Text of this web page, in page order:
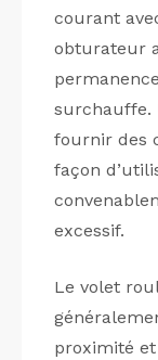
courant
obturateur
surchauffe.
fournir des
façon
excessif.
Le volet
proximité